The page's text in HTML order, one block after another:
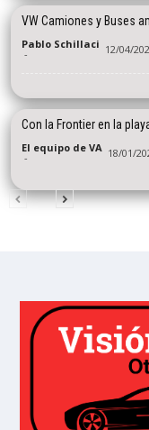
VW Camiones y Buses
Pablo Schillaci
- 12/04/
Con la Frontier en la
El equipo de VA
- 18/01/